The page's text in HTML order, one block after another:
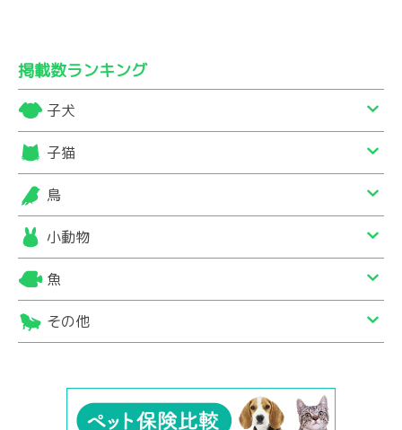
掲載数ランキング
子犬
子猫
鳥
小動物
魚
その他